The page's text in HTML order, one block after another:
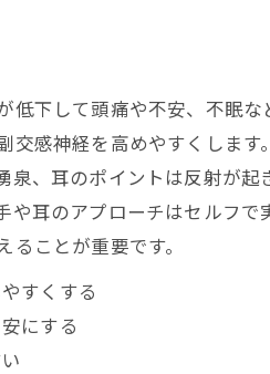
下して頭痛や不安、不眠
感神経を高めやすくしま
、耳のポイントは反射が
耳のアプローチはセルフ
ことが重要です。
すくする
にする